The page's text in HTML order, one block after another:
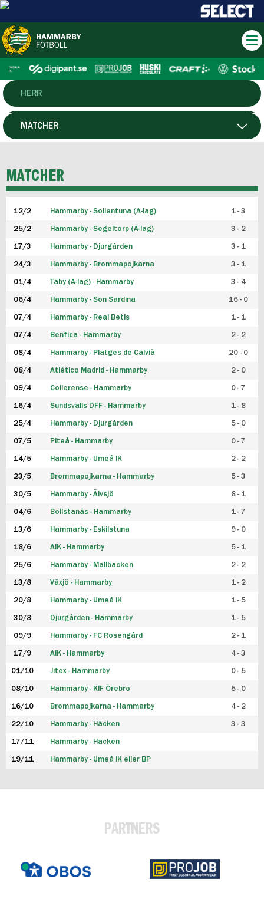
HERR
DAM
P19
F19
FUTSAL HERR
FUTSAL DAM
MATCHER
MATCHER
12/2 Hammarby - Sollentuna (A-lag) 1 - 3
25/2 Hammarby - Segeltorp (A-lag) 3 - 2
17/3 Hammarby - Djurgården 3 - 1
24/3 Hammarby - Brommapojkarna 3 - 1
01/4 Täby (A-lag) - Hammarby 3 - 4
06/4 Hammarby - Son Sardina 16 - 0
07/4 Hammarby - Real Betis 1 - 1
07/4 Benfica - Hammarby 2 - 2
08/4 Hammarby - Platges de Calvià 20 - 0
08/4 Atlético Madrid - Hammarby 2 - 0
09/4 Collerense - Hammarby 0 - 7
16/4 Sundsvalls DFF - Hammarby 1 - 8
25/4 Hammarby - Djurgården 5 - 0
07/5 Piteå - Hammarby 0 - 7
14/5 Hammarby - Umeå IK 2 - 2
23/5 Brommapojkarna - Hammarby 5 - 3
30/5 Hammarby - Älvsjö 8 - 1
04/6 Bollstanäs - Hammarby 1 - 7
13/6 Hammarby - Eskilstuna 9 - 0
18/6 AIK - Hammarby 5 - 1
25/6 Hammarby - Mallbacken 2 - 2
13/8 Växjö - Hammarby 1 - 2
20/8 Hammarby - Umeå IK 1 - 5
30/8 Djurgården - Hammarby 1 - 5
09/9 Hammarby - FC Rosengård 2 - 1
17/9 AIK - Hammarby 4 - 3
01/10 Jitex - Hammarby 0 - 5
08/10 Hammarby - KIF Örebro 5 - 0
16/10 Brommapojkarna - Hammarby 4 - 2
22/10 Hammarby - Häcken 3 - 3
17/11 Hammarby - Häcken
19/11 Hammarby - Umeå IK eller BP
PARTNERS